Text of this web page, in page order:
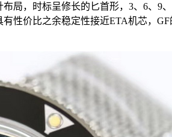
局，时标呈修长的匕首形，3、6、9
性价比之余稳定性接近ETA机芯，